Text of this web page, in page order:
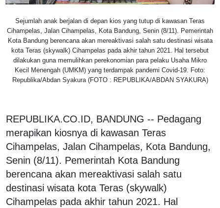
Sejumlah anak berjalan di depan kios yang tutup di kawasan Teras
Cihampelas, Jalan Cihampelas, Kota Bandung, Senin (8/11). Pemerintah
Kota Bandung berencana akan mereaktivasi salah satu destinasi wisata
kota Teras (skywalk) Cihampelas pada akhir tahun 2021. Hal tersebut
dilakukan guna memulihkan perekonomian para pelaku Usaha Mikro
Kecil Menengah (UMKM) yang terdampak pandemi Covid-19. Foto:
Republika/Abdan Syakura (FOTO : REPUBLIKA/ABDAN SYAKURA)
REPUBLIKA.CO.ID, BANDUNG -- Pedagang
merapikan kiosnya di kawasan Teras
Cihampelas, Jalan Cihampelas, Kota Bandung,
Senin (8/11). Pemerintah Kota Bandung
berencana akan mereaktivasi salah satu
destinasi wisata kota Teras (skywalk)
Cihampelas pada akhir tahun 2021. Hal